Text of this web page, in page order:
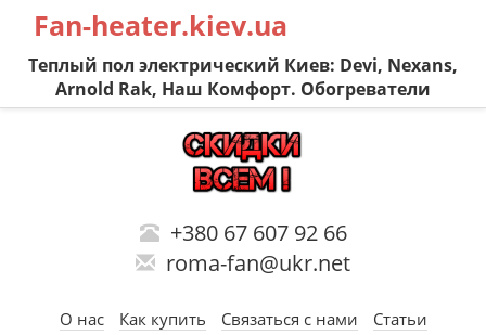
Fan-heater.kiev.ua
Теплый пол электрический Киев: Devi, Nexans,
Arnold Rak, Наш Комфорт. Обогреватели
+380 67 607 92 66
roma-fan@ukr.net
О нас Как купить Связаться с нами Статьи